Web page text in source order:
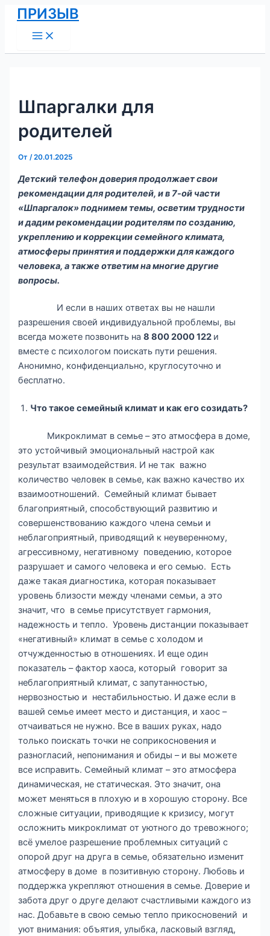
Перейти
содержимому
ПРИЗЫВ
Menu
Шпаргалки для
родителей
От/20.01.2025
Детский телефон доверия продолжает свои
рекомендации для родителей, и в 7-ой части
«Шпаргалок» поднимем темы, осветим трудности
и дадим рекомендации родителям по созданию,
укреплению и коррекции семейного климата,
атмосферы принятия и поддержки для каждого
человека, а также ответим на многие другие
вопросы.
И если в наших ответах вы не нашли
разрешения своей индивидуальной проблемы, вы
всегда можете позвонить на8 800 2000 122 и
вместе с психологом поискать пути решения.
Анонимно, конфиденциально, круглосуточно и
бесплатно.
Что такое семейный климат и как его созидать?
Микроклимат в семье – это атмосфера в доме,
это устойчивый эмоциональный настрой как
результат взаимодействия. И не так важно
количество человек в семье, как важно качество их
взаимоотношений. Семейный климат бывает
благоприятный, способствующий развитию и
совершенствованию каждого члена семьи и
неблагоприятный, приводящий к неуверенному,
агрессивному, негативному поведению, которое
разрушает и самого человека и его семью. Есть
даже такая диагностика, которая показывает
уровень близости между членами семьи, а это
значит, что в семье присутствует гармония,
надежность и тепло. Уровень дистанции показывает
«негативный» климат в семье с холодом и
отчужденностью в отношениях. И еще один
показатель – фактор хаоса, который говорит за
неблагоприятный климат, с запутанностью,
нервозностью и нестабильностью. И даже если в
вашей семье имеет место и дистанция, и хаос –
отчаиваться не нужно. Все в ваших руках, надо
только поискать точки не соприкосновения и
разногласий, непонимания и обиды – и вы можете
все исправить. Семейный климат – это атмосфера
динамическая, не статическая. Это значит, она
может меняться в плохую и в хорошую сторону. Все
сложные ситуации, приводящие к кризису, могут
осложнить микроклимат от уютного до тревожного;
всё умелое разрешение проблемных ситуаций с
опорой друг на друга в семье, обязательно изменит
атмосферу в доме в позитивную сторону. Любовь и
поддержка укрепляют отношения в семье. Доверие и
забота друг о друге делают счастливыми каждого из
нас. Добавьте в свою семью тепло прикосновений и
уют внимания: объятия, улыбка, ласковый взгляд,
Навигация
по
записям